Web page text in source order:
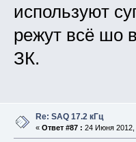
используют
режут всё шо
ЗК.
Re: SAQ 17.2 кГц
« Ответ #87 : 24 Июня 2012,